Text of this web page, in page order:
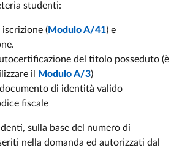
studenti:
(Modulo A/41) e
del titolo posseduto (è
il
Modulo A/3)
di identità valido
fiscale
sulla base del numero di
nella domanda ed autorizzati dal